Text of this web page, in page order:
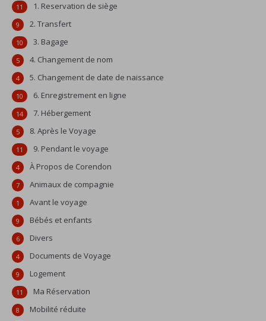
1. Reservation de siège
11
2. Transfert
9
3. Bagage
10
4. Changement de nom
5
5. Changement de date de naissance
4
6. Enregistrement en ligne
10
7. Hébergement
14
8. Après le Voyage
5
9. Pendant le voyage
11
À Propos de Corendon
4
Animaux de compagnie
7
Avant le voyage
1
Bébés et enfants
9
Divers
6
Documents de Voyage
4
Logement
9
Ma Réservation
11
Mobilité réduite
8